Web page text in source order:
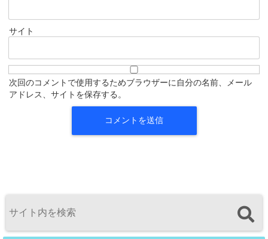
サイト
次回のコメントで使用するためブラウザーに自分の名前、メール
アドレス、サイトを保存する。